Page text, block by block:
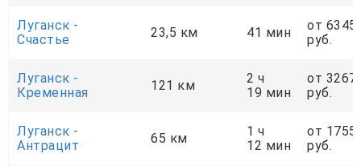
Луганск -
Счастье
23,5 км 41 мин
от 6345
руб.
Луганск -
Кременная
121 км
2 ч
19 мин
от 3267
руб.
Луганск -
Антрацит
65 км
1 ч
12 мин
от 1755
руб.